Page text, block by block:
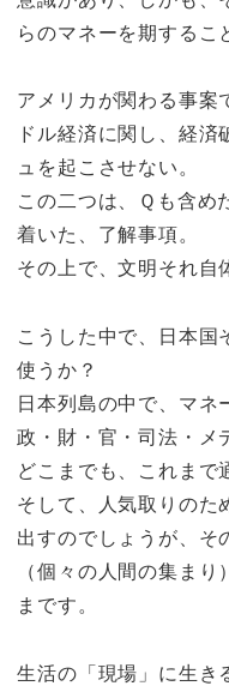
らのマネーを期するこ
アメリカが関わる事案
ドル経済に関し、経
ュを起こさせない。
この二つは、Ｑも含め
着いた、了解事項。
その上で、文明それ自
こうした中で、日本国
使うか？
日本列島の中で、マネ
政・財・官・司法・メ
どこまでも、これまで
そして、人気取りのた
出すのでしょうが、そ
（個々の人間の集ま
まです。
生活の「現場」に生き